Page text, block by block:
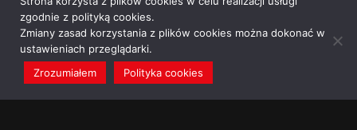
zgodnie z polityką cookies.
Zmiany zasad korzystania z plików cookies można dokonać w
ustawieniach przeglądarki.
Zrozumiałem
Polityka cookies